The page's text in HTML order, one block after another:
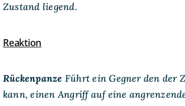
Zustand liegend.
Reaktion
Rückenpanze Führt ein Gegner den der
kann, einen Angriff auf eine